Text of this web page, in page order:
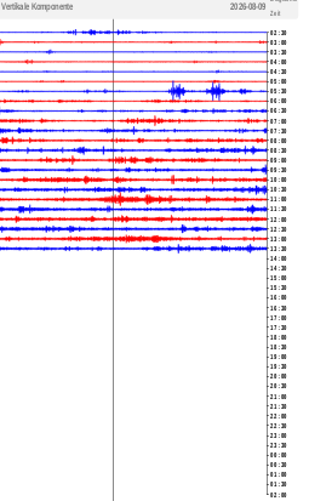
Vertikale Komponente 2026-08-09
Zeit
02:30
03:00
03:30
04:00
04:30
05:00
05:30
06:00
06:30
07:00
07:30
08:00
08:30
09:00
09:30
10:00
10:30
11:00
11:30
12:00
12:30
13:00
13:30
14:00
14:30
15:00
15:30
16:00
16:30
17:00
17:30
18:00
18:30
19:00
19:30
20:00
20:30
21:00
21:30
22:00
22:30
23:00
23:30
00:00
00:30
01:00
01:30
02:00